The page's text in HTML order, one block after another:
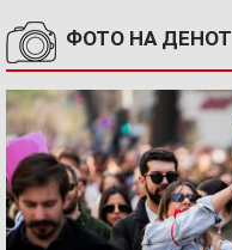
ФОТО НА ДЕНОТ